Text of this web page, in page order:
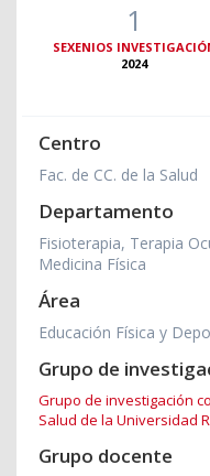
1
SEXENIOS
2024
Centro
Fac. de CC. de la Salud
Departamento
Fisioterapia, Terapia
Medicina Física
Área
Educación Física y
Grupo de
Grupo de investigación
Salud de la Universidad
Grupo docente